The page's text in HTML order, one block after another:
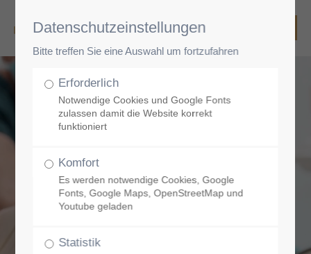
Datenschutzeinstellungen
Bitte treffen Sie eine Auswahl um fortzufahren
Erforderlich
Notwendige Cookies und Google Fonts
zulassen damit die Website korrekt
funktioniert
Komfort
Es werden notwendige Cookies, Google
Fonts, Google Maps, OpenStreetMap und
Youtube geladen
Statistik